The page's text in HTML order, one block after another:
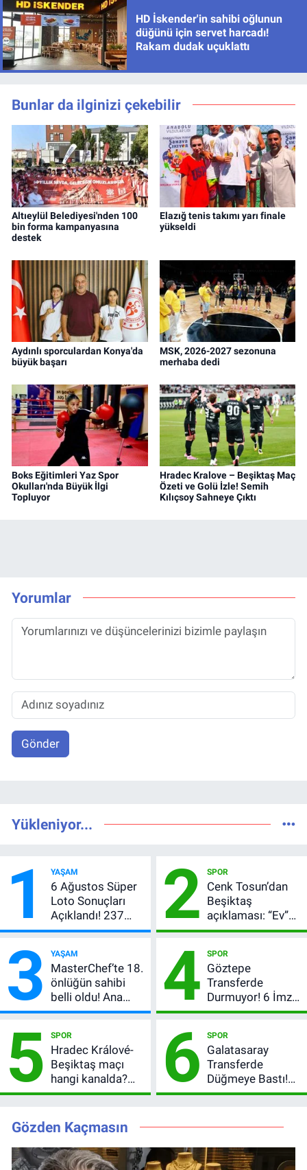
HD İskender'in sahibi oğlunun
düğünü için servet harcadı!
Rakam dudak uçuklattı
Bunlar da ilginizi çekebilir
Altıeylül Belediyesi'nden 100
bin forma kampanyasına
destek
Elazığ tenis takımı yarı finale
yükseldi
Aydınlı sporculardan Konya'da
büyük başarı
MSK, 2026-2027 sezonuna
merhaba dedi
Boks Eğitimleri Yaz Spor
Okulları'nda Büyük İlgi
Topluyor
Hradec Kralove – Beşiktaş Maç
Özeti ve Golü İzle! Semih
Kılıçsoy Sahneye Çıktı
Yorumlar
Gönder
Yükleniyor...
1 YAŞAM
6 Ağustos Süper
Loto Sonuçları
Açıklandı! 237
Milyon TL’lik
2 SPOR
Cenk Tosun’dan
Beşiktaş
açıklaması: “Ev”
dedi, asıl mesajı
verdi
3 YAŞAM
MasterChef’te 18.
önlüğün sahibi
belli oldu! Ana
kadroya giren
oldu?
4 SPOR
Göztepe
Transferde
Durmuyor! 6 İmza
Sonrası Yeni
Oldu
5 SPOR
Hradec Králové-
Beşiktaş maçı
hangi kanalda?
Şifresiz canlı yayın
6 SPOR
Galatasaray
Transferde
Düğmeye Bastı!
Leao, Camavinga
Gözden Kaçmasın